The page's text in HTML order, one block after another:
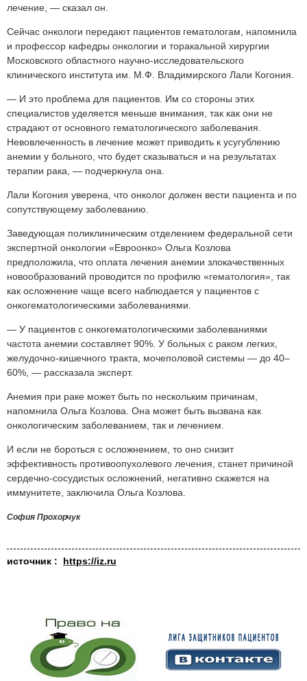
лечение, — сказал он.
Сейчас онкологи передают пациентов гематологам, напомнила
и профессор кафедры онкологии и торакальной хирургии
Московского областного научно-исследовательского
клинического института им. М.Ф. Владимирского Лали Когония.
— И это проблема для пациентов. Им со стороны этих
специалистов уделяется меньше внимания, так как они не
страдают от основного гематологического заболевания.
Невовлеченность в лечение может приводить к усугублению
анемии у больного, что будет сказываться и на результатах
терапии рака, — подчеркнула она.
Лали Когония уверена, что онколог должен вести пациента и по
сопутствующему заболеванию.
Заведующая поликлиническим отделением федеральной сети
экспертной онкологии «Евроонко» Ольга Козлова
предположила, что оплата лечения анемии злокачественных
новообразований проводится по профилю «гематология», так
как осложнение чаще всего наблюдается у пациентов с
онкогематологическими заболеваниями.
— У пациентов с онкогематологическими заболеваниями
частота анемии составляет 90%. У больных с раком легких,
желудочно-кишечного тракта, мочеполовой системы — до 40–
60%, — рассказала эксперт.
Анемия при раке может быть по нескольким причинам,
напомнила Ольга Козлова. Она может быть вызвана как
онкологическим заболеванием, так и лечением.
И если не бороться с осложнением, то оно снизит
эффективность противоопухолевого лечения, станет причиной
сердечно-сосудистых осложнений, негативно скажется на
иммунитете, заключила Ольга Козлова.
София Прохорчук
источник : https://iz.ru